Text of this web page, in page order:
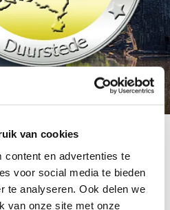
van cookies
content en advertenties te
voor social media te bieden
te analyseren. Ook delen we
van onze site met onze